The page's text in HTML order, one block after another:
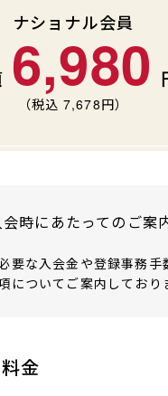
スタジオプログラ
よくあるご質問
ナショナル会員
6,980
（税込 7,678円）
には以下の料金が必要
会時にあたってのご案
要な入会金や登録事務手
についてご案内しており
金